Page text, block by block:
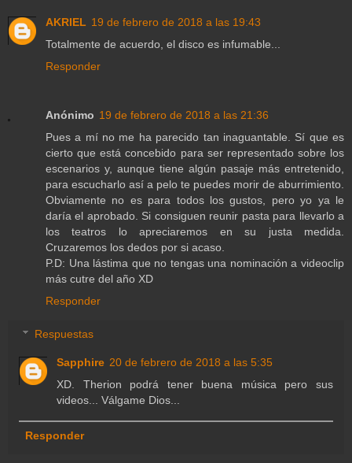
AKRIEL 19 de febrero de 2018 a las 19:43
Totalmente de acuerdo, el disco es infumable...
Responder
Anónimo 19 de febrero de 2018 a las 21:36
Pues a mí no me ha parecido tan inaguantable. Sí que es
cierto que está concebido para ser representado sobre los
escenarios y, aunque tiene algún pasaje más entretenido,
para escucharlo así a pelo te puedes morir de aburrimiento.
Obviamente no es para todos los gustos, pero yo ya le
daría el aprobado. Si consiguen reunir pasta para llevarlo a
los teatros lo apreciaremos en su justa medida.
Cruzaremos los dedos por si acaso.
P.D: Una lástima que no tengas una nominación a videoclip
más cutre del año XD
Responder
Respuestas
Sapphire 20 de febrero de 2018 a las 5:35
XD. Therion podrá tener buena música pero sus
videos... Válgame Dios...
Responder